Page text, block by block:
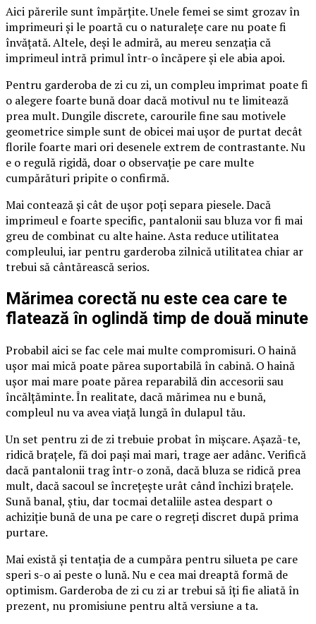
Aici părerile sunt împărțite. Unele femei se simt grozav în
imprimeuri și le poartă cu o naturalețe care nu poate fi
învățată. Altele, deși le admiră, au mereu senzația că
imprimeul intră primul într-o încăpere și ele abia apoi.
Pentru garderoba de zi cu zi, un compleu imprimat poate fi
o alegere foarte bună doar dacă motivul nu te limitează
prea mult. Dungile discrete, carourile fine sau motivele
geometrice simple sunt de obicei mai ușor de purtat decât
florile foarte mari ori desenele extrem de contrastante. Nu
e o regulă rigidă, doar o observație pe care multe
cumpărături pripite o confirmă.
Mai contează și cât de ușor poți separa piesele. Dacă
imprimeul e foarte specific, pantalonii sau bluza vor fi mai
greu de combinat cu alte haine. Asta reduce utilitatea
compleului, iar pentru garderoba zilnică utilitatea chiar ar
trebui să cântărească serios.
Mărimea corectă nu este cea care te
flatează în oglindă timp de două minute
Probabil aici se fac cele mai multe compromisuri. O haină
ușor mai mică poate părea suportabilă în cabină. O haină
ușor mai mare poate părea reparabilă din accesorii sau
încălțăminte. În realitate, dacă mărimea nu e bună,
compleul nu va avea viață lungă în dulapul tău.
Un set pentru zi de zi trebuie probat în mișcare. Așază-te,
ridică brațele, fă doi pași mai mari, trage aer adânc. Verifică
dacă pantalonii trag într-o zonă, dacă bluza se ridică prea
mult, dacă sacoul se încrețește urât când închizi brațele.
Sună banal, știu, dar tocmai detaliile astea despart o
achiziție bună de una pe care o regreți discret după prima
purtare.
Mai există și tentația de a cumpăra pentru silueta pe care
speri s-o ai peste o lună. Nu e cea mai dreaptă formă de
optimism. Garderoba de zi cu zi ar trebui să îți fie aliată în
prezent, nu promisiune pentru altă versiune a ta.